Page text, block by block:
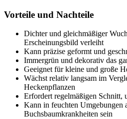
Vorteile und Nachteile
Dichter und gleichmäßiger
Erscheinungsbild verleiht
Kann präzise geformt und
Immergrün und dekorativ das
Geeignet für kleine und große
Wächst relativ langsam im
Heckenpflanzen
Erfordert regelmäßigen Schnitt,
Kann in feuchten Umgebungen
Buchsbaumkrankheiten sein